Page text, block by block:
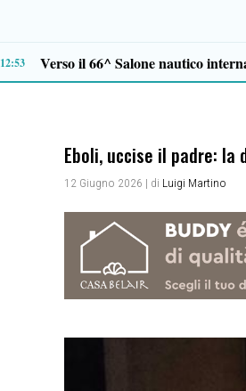
Tamponamento sulla litoranea di Pontecagnano: due ragazze ferite, madre e figlia illese 10:33
Eboli, uccise il padre:
12 Giugno 2026 | di Luigi Martino